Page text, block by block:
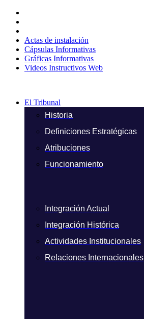
contenido
Actas de instalación
Cápsulas Informativas
Gráficas Informativas
Videos Instructivos Web
El Tribunal
Historia
Definiciones Estratégicas
Atribuciones
Funcionamiento
Integración Actual
Integración Histórica
Actividades Institucionales
Relaciones Internacionales